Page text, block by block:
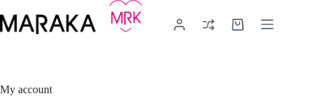
στο
περιεχόμενο
Καλάθι
My account